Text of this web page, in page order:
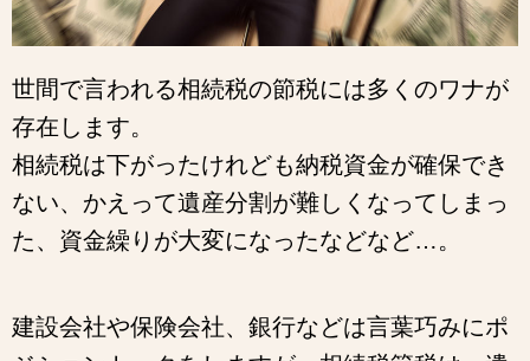
世間で言われる相続税の節税には多くのワナが
存在します。
相続税は下がったけれども納税資金が確保でき
ない、かえって遺産分割が難しくなってしまっ
た、資金繰りが大変になったなどなど…。
建設会社や保険会社、銀行などは言葉巧みにポ